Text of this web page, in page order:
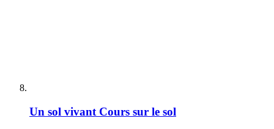
Un sol vivant Cours sur le sol